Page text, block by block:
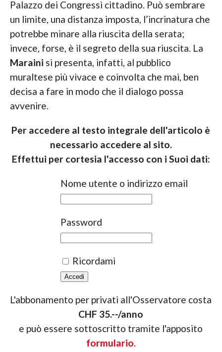
Palazzo dei Congressi cittadino. Può sembrare
un limite, una distanza imposta, l’incrinatura che
potrebbe minare alla riuscita della serata;
invece, forse, è il segreto della sua riuscita. La
Maraini si presenta, infatti, al pubblico
muraltese più vivace e coinvolta che mai, ben
decisa a fare in modo che il dialogo possa
avvenire.
Per accedere al testo integrale dell'articolo è
necessario accedere al sito.
Effettui per cortesia l'accesso con i Suoi dati:
Nome utente o indirizzo email
Password
Ricordami
L'abbonamento per privati all'Osservatore costa
CHF 35.--/anno
e può essere sottoscritto tramite l'apposito
formulario.